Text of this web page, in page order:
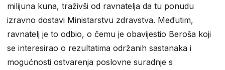
milijuna kuna, traživši od ravnatelja da tu ponudu
izravno dostavi Ministarstvu zdravstva. Međutim,
ravnatelj je to odbio, o čemu je obavijestio Beroša koji
se interesirao o rezultatima održanih sastanaka i
mogućnosti ostvarenja poslovne suradnje s